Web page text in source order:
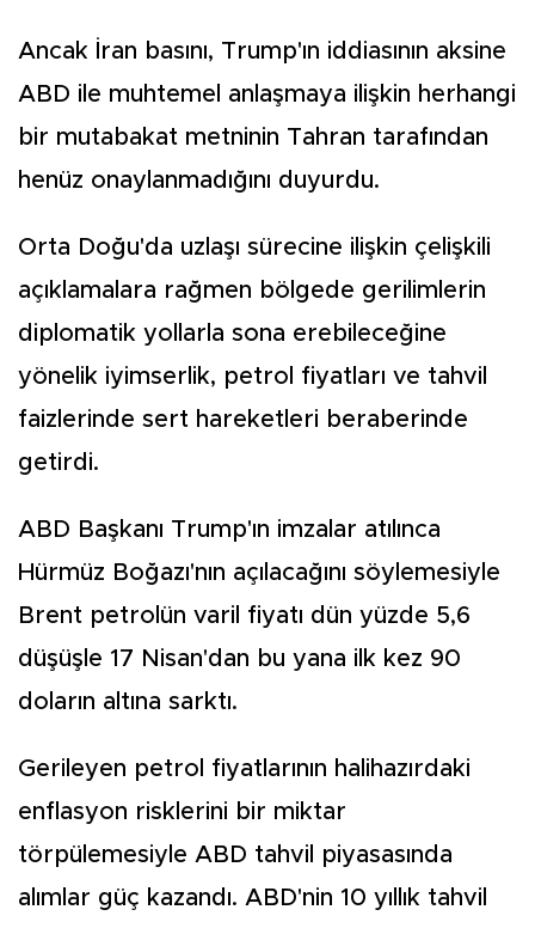
Ancak İran basını, Trump'ın iddiasının aksine
ABD ile muhtemel anlaşmaya ilişkin herhangi
bir mutabakat metninin Tahran tarafından
henüz onaylanmadığını duyurdu.
Orta Doğu'da uzlaşı sürecine ilişkin çelişkili
açıklamalara rağmen bölgede gerilimlerin
diplomatik yollarla sona erebileceğine
yönelik iyimserlik, petrol fiyatları ve tahvil
faizlerinde sert hareketleri beraberinde
getirdi.
ABD Başkanı Trump'ın imzalar atılınca
Hürmüz Boğazı'nın açılacağını söylemesiyle
Brent petrolün varil fiyatı dün yüzde 5,6
düşüşle 17 Nisan'dan bu yana ilk kez 90
doların altına sarktı.
Gerileyen petrol fiyatlarının halihazırdaki
enflasyon risklerini bir miktar
törpülemesiyle ABD tahvil piyasasında
alımlar güç kazandı. ABD'nin 10 yıllık tahvil